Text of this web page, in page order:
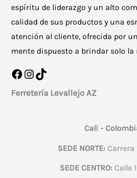
espíritu de liderazgo y un alto
calidad de sus productos y una
atención al cliente, ofrecida por
mente dispuesto a brindar solo la
Facebook
Instagram
TikTok
Ferretería Levallejo AZ
Cali -
SEDE NORTE:Carrera
SEDE CENTRO: Calle